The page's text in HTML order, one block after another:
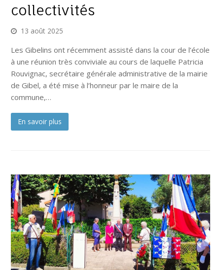
collectivités
13 août 2025
Les Gibelins ont récemment assisté dans la cour de l’école
à une réunion très conviviale au cours de laquelle Patricia
Rouvignac, secrétaire générale administrative de la mairie
de Gibel, a été mise à l’honneur par le maire de la
commune,…
En savoir plus